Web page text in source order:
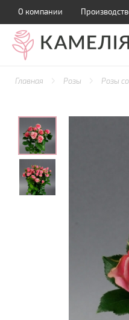
О компании
Главная Розы Розы